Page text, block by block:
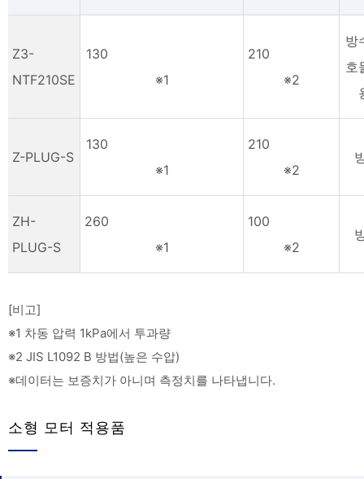
Z3-
NTF210SE
130
※1
210
※2
방
호
Z-PLUG-S
130
※1
210
※2
ZH-
PLUG-S
260
※1
100
※2
[비고]
※1 차동 압력 1kPa에서 투과량
※2 JIS L1092 B 방법(높은 수압)
※데이터는 보증치가 아니며 측정치를 나타냅니다.
소형 모터 적용품